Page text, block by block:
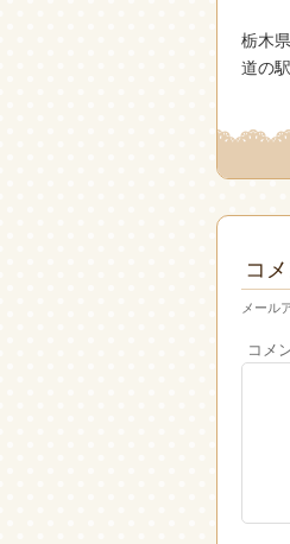
栃木
道の
コ
メール
コメ